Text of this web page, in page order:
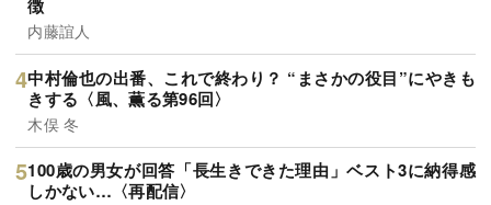
徴
内藤誼人
中村倫也の出番、これで終わり？ “まさかの役目”にやきも
きする〈風、薫る第96回〉
木俣 冬
100歳の男女が回答「長生きできた理由」ベスト3に納得感
しかない…〈再配信〉